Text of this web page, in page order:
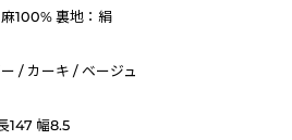
100% 裏地：絹
/ カーキ / ベージュ
147 幅8.5